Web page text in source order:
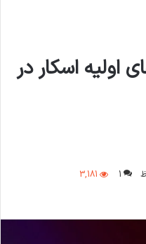
اولیه اسکار در
1
3,181